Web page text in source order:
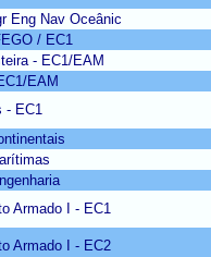
Eng Nav Oceânic
/ EC1
- EC1/EAM
EAM
- EC1
Armado I - EC1
Armado I - EC2